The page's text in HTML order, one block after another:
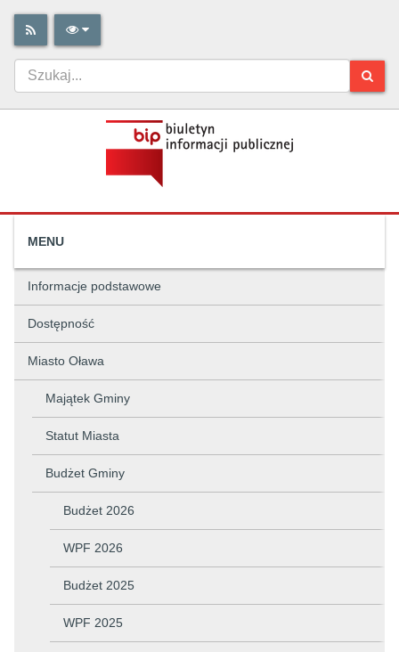
MENU
Informacje podstawowe
Dostępność
Miasto Oława
Majątek Gminy
Statut Miasta
Budżet Gminy
Budżet 2026
WPF 2026
Budżet 2025
WPF 2025